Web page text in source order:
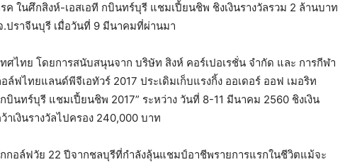
ในศึกสิงห์-เอสเอที กบินทร์บุรี แชมเปี้ยนชิพ ชิงเงินรางวัลรวม 2 ล้านบาท
ราจีนบุรี เมื่อวันที่ 9 มีนาคมที่ผ่านมา
ไทย โดยการสนับสนุนจาก บริษัท สิงห์ คอร์เปอเรชั่น จำกัด และ การกีฬา
ฟไทยแลนด์พีจีเอทัวร์ 2017 ประเดิมเก็บแรงกิ้ง ออเดอร์ ออฟ เมอริท
กบินทร์บุรี แชมเปี้ยนชิพ 2017” ระหว่าง วันที่ 8-11 มีนาคม 2560 ชิงเงิน
เงินรางวัลไปครอง 240,000 บาท
กกอล์ฟวัย 22 ปีจากชลบุรีที่กำลังลุ้นแชมป์อาชีพรายการแรกในชีวิตแม้จะ